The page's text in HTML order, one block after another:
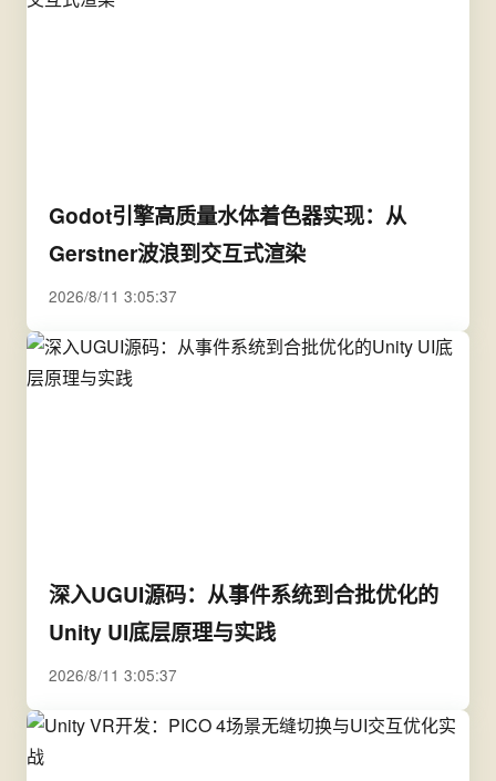
Godot引擎高质量水体着色器实现：从
Gerstner波浪到交互式渲染
2026/8/11 3:05:37
深入UGUI源码：从事件系统到合批优化的
Unity UI底层原理与实践
2026/8/11 3:05:37